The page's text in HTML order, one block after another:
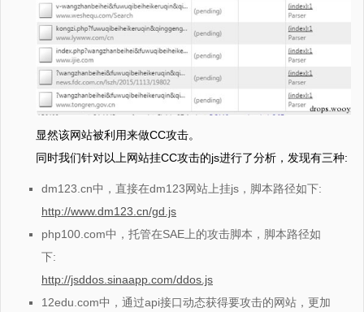
显然该网站被利用来做CC攻击。
同时我们针对以上网站挂CC攻击的js进行了分析，发现有三种:
dm123.cn中，直接在dm123网站上挂js，脚本路径如下:
http://www.dm123.cn/gd.js
php100.com中，托管在SAE上的攻击脚本，脚本路径如
下:
http://jsddos.sinaapp.com/ddos.js
12edu.com中，通过api接口动态获得要攻击的网站，更加